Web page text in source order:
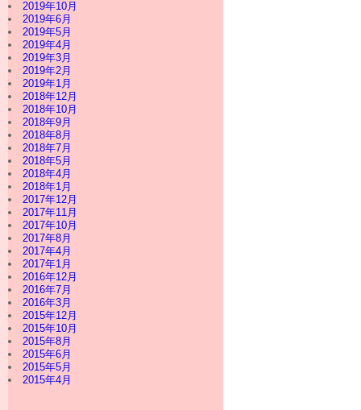
2019年10月
2019年6月
2019年5月
2019年4月
2019年3月
2019年2月
2019年1月
2018年12月
2018年10月
2018年9月
2018年8月
2018年7月
2018年5月
2018年4月
2018年1月
2017年12月
2017年11月
2017年10月
2017年8月
2017年4月
2017年1月
2016年12月
2016年7月
2016年3月
2015年12月
2015年10月
2015年8月
2015年6月
2015年5月
2015年4月